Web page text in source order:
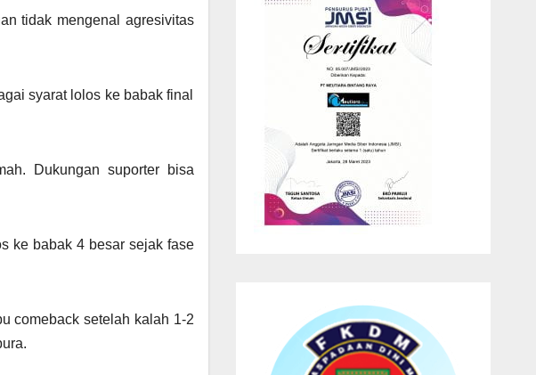
tidak mengenal agresivitas
syarat lolos ke babak final
Dukungan suporter bisa
ke babak 4 besar sejak fase
comeback setelah kalah 1-2